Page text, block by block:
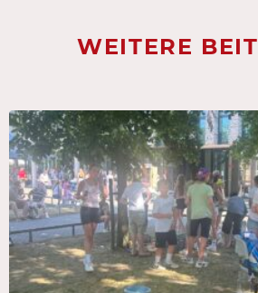
WEITERE